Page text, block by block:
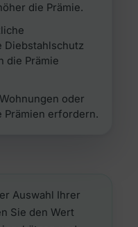
die Prämie.
Diebstahlschutz
die Prämie
oder
Prämien erfordern.
Auswahl Ihrer
Sie den Wert